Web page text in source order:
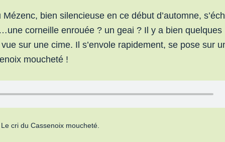
bien silencieuse en ce début d’automne,
corneille enrouée ? un geai ? Il y a bien quelques
sur une cime. Il s’envole rapidement, se pose sur
moucheté !
Le cri du Cassenoix moucheté.